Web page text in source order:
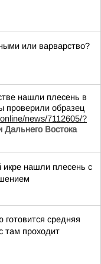
или варварство?
нашли плесень в
проверили образец
news/7112605/?
Дальнего Востока
икре нашли плесень с
средняя
там проходит